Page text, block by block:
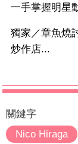
一手掌握明星
獨家／章魚燒
炒作店...
關鍵字
Nico Hiraga